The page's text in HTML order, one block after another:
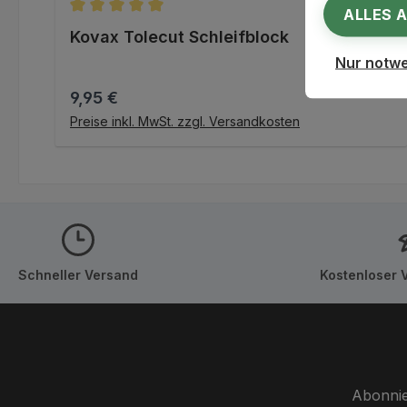
Durchschnittliche Bewertung von 5 von 5 Sternen
Kovax Tolecut Schleifblock
Regulärer Preis:
9,95 €
Preise inkl. MwSt. zzgl. Versandkosten
Schneller Versand Kostenloser
ALLES
Nur